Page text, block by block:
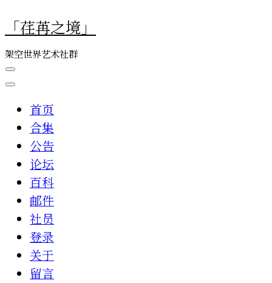
西
吗?
「荏苒之境」
架空世界艺术社群
首页
合集
公告
论坛
百科
邮件
社员
登录
关于
留言